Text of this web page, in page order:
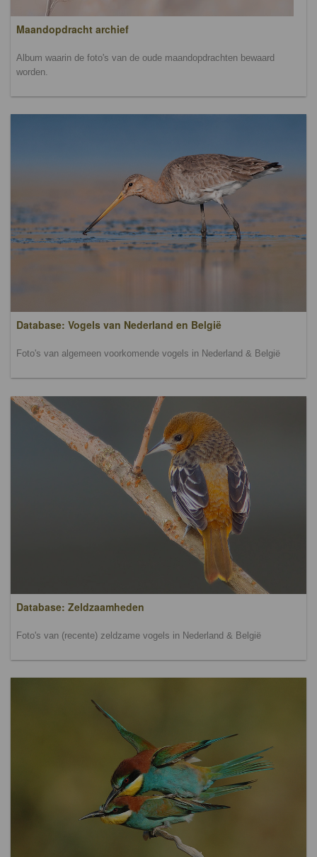
Maandopdracht archief
Album waarin de foto's van de oude maandopdrachten bewaard
worden.
Database: Vogels van Nederland en België
Foto's van algemeen voorkomende vogels in Nederland & België
Database: Zeldzaamheden
Foto's van (recente) zeldzame vogels in Nederland & België